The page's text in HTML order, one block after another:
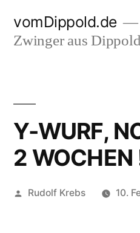
Inhalt
vomDippold.de
Zwinger aus
Y-WURF,
2 WOCHEN
Veröffentlicht
Rudolf Krebs 10.